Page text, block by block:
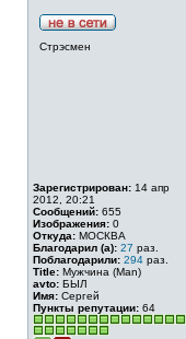
Стрэсмен
Зарегистрирован: 14 апр
2012, 20:21
Сообщений: 655
Изображения: 0
Откуда: МОСКВА
Благодарил (а): 27 раз.
Поблагодарили: 294 раз.
Title: Мужчина (Man)
avto: БЫЛ
Имя: Сергей
Пункты репутации: 64